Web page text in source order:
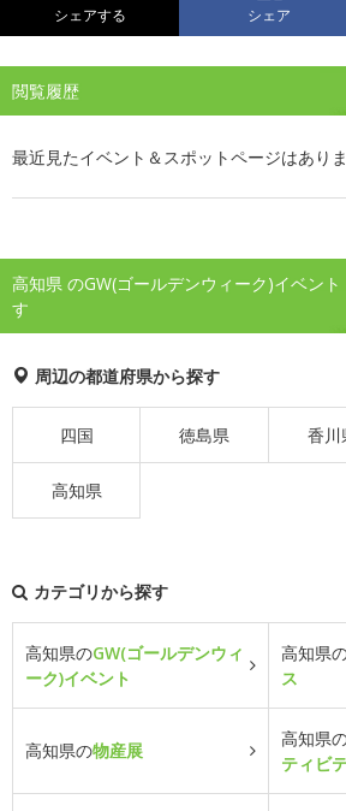
シェアする シェア
閲覧履歴
最近見たイベント＆スポットページはありま
高知県 のGW(ゴールデンウィーク)イベン
す
周辺の都道府県から探す
四国 徳島県 香川
高知県
カテゴリから探す
高知県のGW(ゴールデンウィ
ーク)イベント
高知県
ス
高知県の物産展
高知県
ティビ